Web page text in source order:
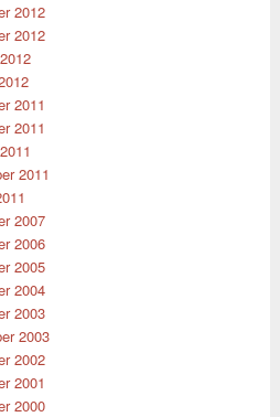
2012
2012
2011
2011
2011
2007
2006
2005
2004
2003
2003
2002
2001
2000